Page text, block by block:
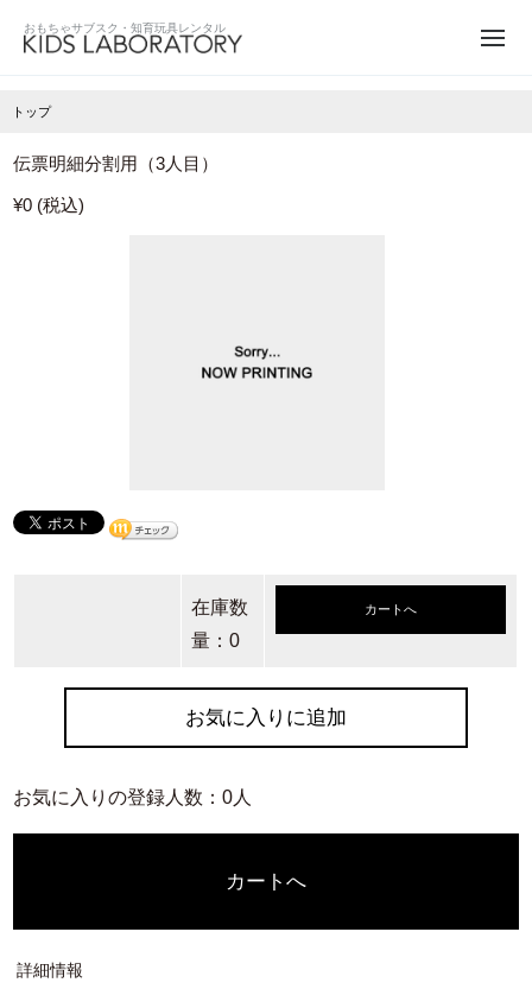
トップ
伝票明細分割用（3人目）
¥0 (税込)
在庫数
量：0
カートへ
お気に入りに追加
お気に入りの登録人数：0人
カートへ
詳細情報